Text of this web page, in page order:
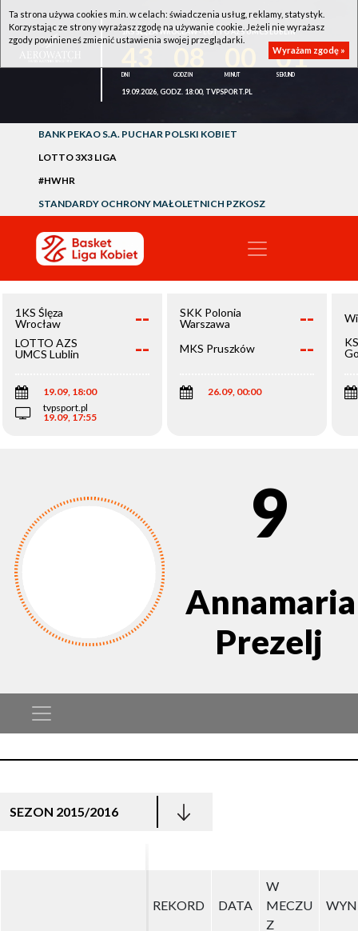
1KS ŚLĘZA WROCŁAW - LOTTO AZS UMCS LUBLIN
01
19.09.2026, GODZ. 18:00, TVPSPORT.PL
BANK PEKAO S.A. PUCHAR POLSKI KOBIET
LOTTO 3X3 LIGA
#HWHR
STANDARDY OCHRONY MAŁOLETNICH PZKOSZ
1KS Ślęza
Wrocław
--
LOTTO AZS
UMCS Lublin
--
19.09, 18:00
tvpsport.pl
19.09, 17:55
SKK Polonia
Warszawa
--
MKS Pruszków --
26.09, 00:00
9
Annamaria
Prezelj
SEZON 2015/2016
REKORD DATA
W
MECZU
Z
REKORD DATA
W
MECZU
Z
Ta strona używa cookies m.in. w celach: świadczenia usług, reklamy, statystyk.
Korzystając ze strony wyrażasz zgodę na używanie cookie. Jeżeli nie wyrażasz
zgody powinieneś zmienić ustawienia swojej przeglądarki.
Wyrażam zgodę »